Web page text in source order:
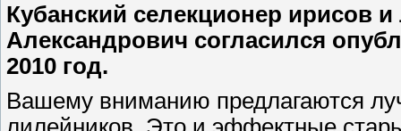
Кубанский селекционер ирисов
Александрович согласился
2010 год.
Вашему вниманию предлагаются